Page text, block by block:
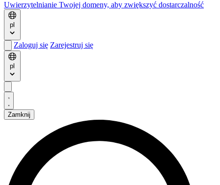
Uwierzytelnianie Twojej domeny, aby zwiększyć dostarczalność
pl
Zaloguj się Zarejestruj się
pl
Zamknij